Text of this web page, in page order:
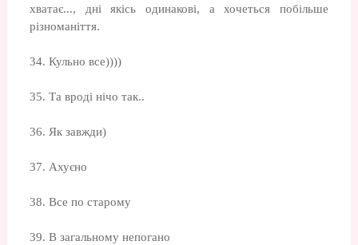
хватає..., дні якісь одинакові, а хочеться побільше
різноманіття.
34. Кульно все))))
35. Та вроді нічо так..
36. Як завжди)
37. Ахуєно
38. Все по старому
39. В загальному непогано